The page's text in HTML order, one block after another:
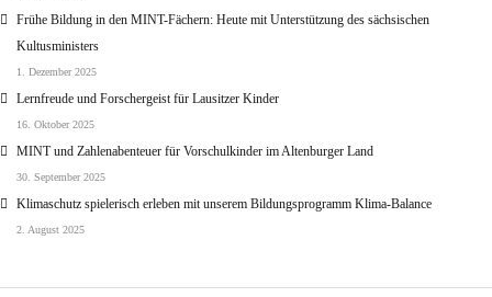
Frühe Bildung in den MINT-Fächern: Heute mit Unterstützung des sächsischen
Kultusministers
1. Dezember 2025
Lernfreude und Forschergeist für Lausitzer Kinder
16. Oktober 2025
MINT und Zahlenabenteuer für Vorschulkinder im Altenburger Land
30. September 2025
Klimaschutz spielerisch erleben mit unserem Bildungsprogramm Klima-Balance
2. August 2025